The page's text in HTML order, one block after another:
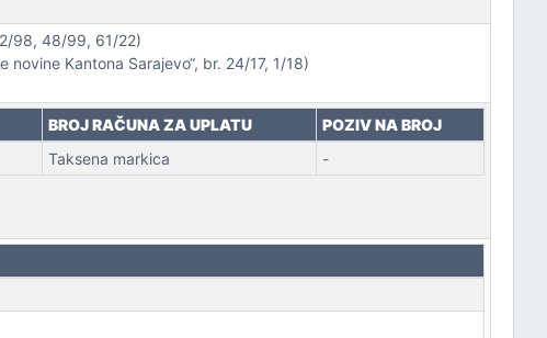
98, 48/99, 61/22)
Kantona Sarajevo“, br. 24/17, 1/18)
BROJ RAČUNA ZA UPLATU
POZIV NA BROJ
Taksena markica -